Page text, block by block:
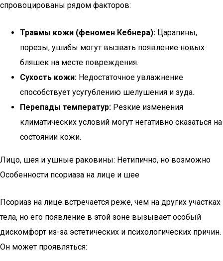
спровоцированы рядом факторов:
Травмы кожи (феномен Кебнера): Царапины,
порезы, ушибы могут вызвать появление новых
бляшек на месте повреждения.
Сухость кожи: Недостаточное увлажнение
способствует усугублению шелушения и зуда.
Перепады температур: Резкие изменения
климатических условий могут негативно сказаться на
состоянии кожи.
Лицо, шея и ушные раковины: Нетипично, но возможно
Особенности псориаза на лице и шее
Псориаз на лице встречается реже, чем на других участках
тела, но его появление в этой зоне вызывает особый
дискомфорт из-за эстетических и психологических причин.
Он может проявляться: